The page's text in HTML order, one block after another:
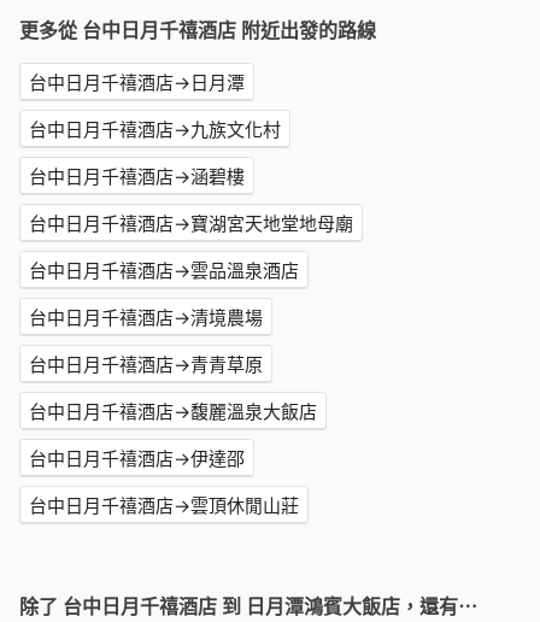
更多從 台中日月千禧酒店 附近出發的路線
台中日月千禧酒店→日月潭
台中日月千禧酒店→九族文化村
台中日月千禧酒店→涵碧樓
台中日月千禧酒店→寶湖宮天地堂地母廟
台中日月千禧酒店→雲品溫泉酒店
台中日月千禧酒店→清境農場
台中日月千禧酒店→青青草原
台中日月千禧酒店→馥麗溫泉大飯店
台中日月千禧酒店→伊達邵
台中日月千禧酒店→雲頂休閒山莊
除了 台中日月千禧酒店 到 日月潭鴻賓大飯店，還有⋯